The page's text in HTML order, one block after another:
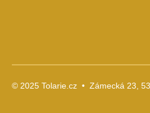
© 2025 Tolarie.cz • Zámecká 23,